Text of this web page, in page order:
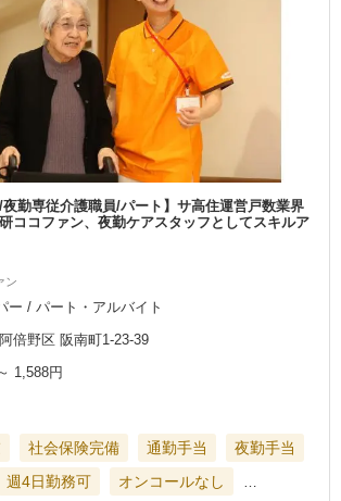
/夜勤専従介護職員/パート】サ高住運営戸数業界
ココファン、夜勤ケアスタッフとしてスキルア
ン
ー / パート・アルバイト
倍野区 阪南町1-23-39
1,588円
社会保険完備 通勤手当
夜勤手当
週4日勤務可 オンコールなし …